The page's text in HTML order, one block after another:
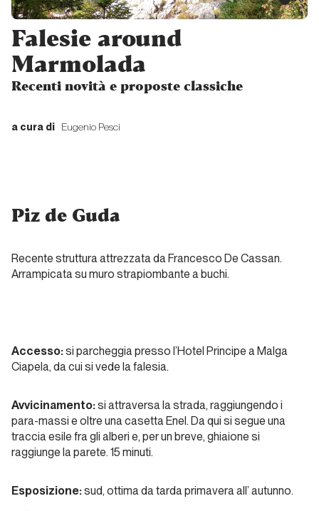
50 anni di
Marmolada
La
ferrea
di
Dal passato al
di Philippe
Sul
Pesce
clienti)
presente
Falesie around
Marmolada
Recenti novità e proposte classiche
a cura di Eugenio Pesci
Piz de Guda
Recente struttura attrezzata da Francesco De Cassan.
Arrampicata su muro strapiombante a buchi.
Accesso:si parcheggia presso l’Hotel Principe a Malga
Ciapela, da cui si vede la falesia.
Avvicinamento:si attraversa la strada, raggiungendo i
para-massi e oltre una casetta Enel. Da qui si segue una
traccia esile fra gli alberi e, per un breve, ghiaione si
raggiunge la parete. 15 minuti.
Esposizione:sud, ottima da tarda primavera all’ autunno.